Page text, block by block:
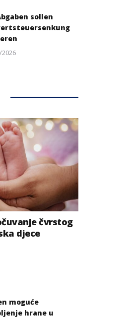
sollen
čvrstog
djece
moguće
hrane u